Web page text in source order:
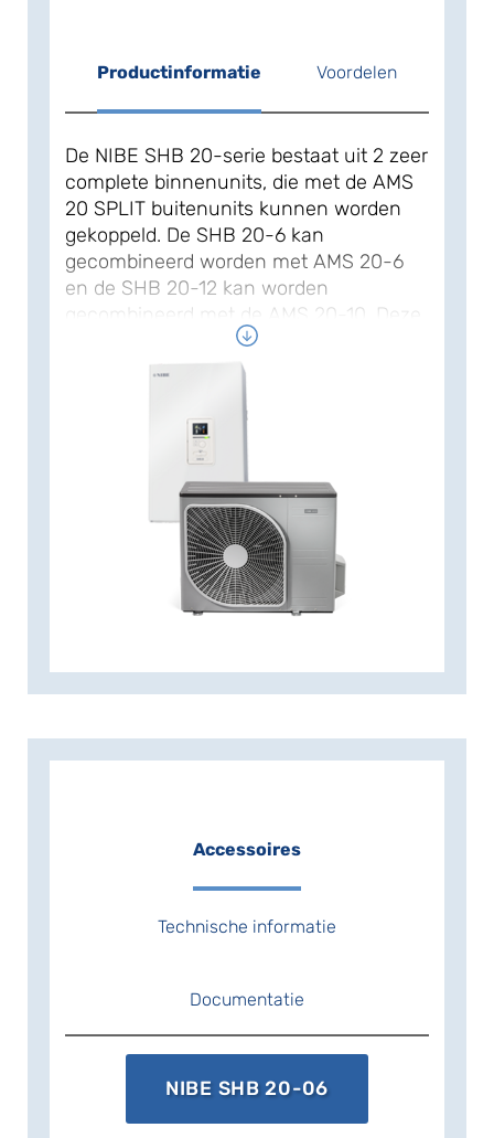
Productinformatie Voordelen
De NIBE SHB 20-serie bestaat uit 2 zeer
complete binnenunits, die met de AMS
20 SPLIT buitenunits kunnen worden
gekoppeld. De SHB 20-6 kan
gecombineerd worden met AMS 20-6
en de SHB 20-12 kan worden
gecombineerd met de AMS 20-10. Deze
binnenunits bevatten naast de
condensor een modulerende pomp, een
geavanceerde regeling, een
driewegklep, een instelbaar elektrisch
element, een expansievat en zelfs een
voorbereid om te combineren met een
boiler naar keuze, waarbij met een 200,
300 of zelfs 350 liter boiler, in staande
of liggende uitvoering een passend
warm water comfort kan worden
van de cv-inhoud beschikbaar. In zowel
nieuwbouw als bestaande bouw kan
accessoires én boilers een perfect
samengesteld.
Accessoires
Technische informatie
Documentatie
NIBE SHB 20-06